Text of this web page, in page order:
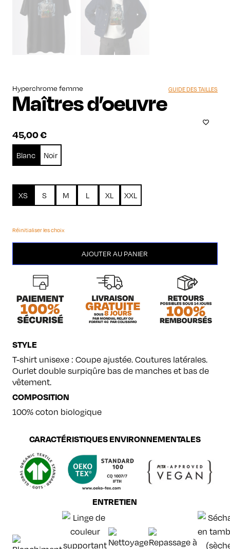
Hyperchrome femme
Maîtres d’oeuvre
45,00€
GUIDE DES TAILLES
Blanc Noir
XS S M L XL XXL
Réinitialiser les choix
d'oeuvre
AJOUTER AU PANIER
STYLE
T-shirt unisexe : Coupe ajustée. Coutures latérales.
Ourlet double surpiqûre bas de manches et bas de
vêtement.
COMPOSITION
100% coton biologique
CARACTÉRISTIQUES ENVIRONNEMENTALES
ENTRETIEN